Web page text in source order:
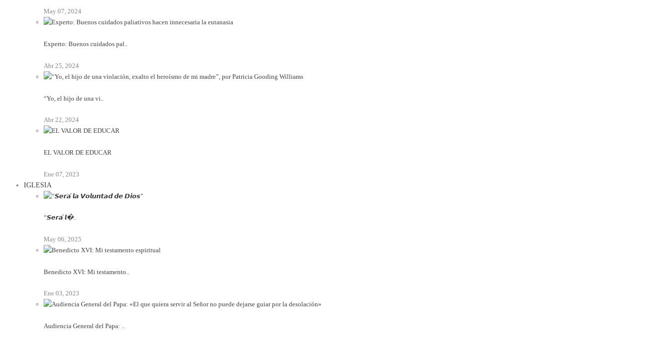
May 07, 2024
Experto: Buenos cuidados pal..
Abr 25, 2024
“Yo, el hijo de una vi..
Abr 22, 2024
EL VALOR DE EDUCAR
Ene 07, 2023
IGLESIA
“𝙎𝙚𝙧𝙖́ 𝙡�..
May 06, 2025
Benedicto XVI: Mi testamento..
Ene 03, 2023
Audiencia General del Papa: ..